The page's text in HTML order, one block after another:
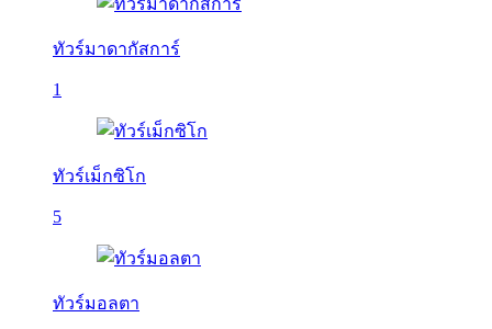
ทัวร์มาดากัสการ์
1
ทัวร์เม็กซิโก
5
ทัวร์มอลตา